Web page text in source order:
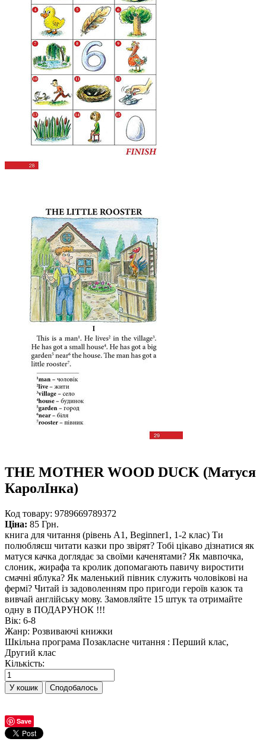
THE MOTHER WOOD DUCK (Матуся
КаролІнка)
Код товару: 9789669789372
Ціна: 85 Грн.
книга для читання (рівень А1, Beginner1, 1-2 клас) Ти
полюбляєш читати казки про звірят? Тобі цікаво дізнатися як
матуся качка доглядає за своїми каченятами? Як мавпочка,
слоник, жирафа та кролик допомагають павичу виростити
смачні яблука? Як маленький півник служить чоловікові на
фермі? Читай із задоволенням про пригоди героїв казок та
вивчай англійську мову. Замовляйте 15 штук та отримайте
одну в ПОДАРУНОК !!!
Вік: 6-8
Жанр: Розвиваючі книжки
Шкільна програма Позакласне читання : Перший клас,
Другий клас
Кількість:
Сподобалось
Save